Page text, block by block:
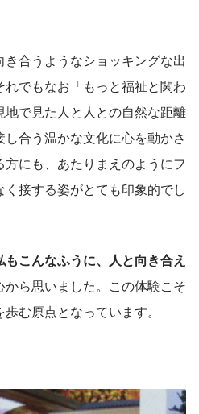
合うようなショッキングな出
でもなお「もっと福祉と関わ
地で見た人と人との自然な距離
合う温かな文化に心を動かさ
にも、あたりまえのようにフ
接する姿がとても印象的でし
もこんなふうに、人と向き合え
から思いました。この体験こそ
む原点となっています。